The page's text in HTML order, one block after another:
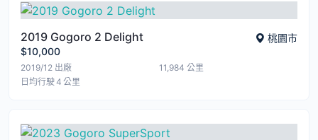
2019 Gogoro 2 Delight
$10,000
桃園市
2019/12 出廠 11,984 公里
日均行駛 4 公里